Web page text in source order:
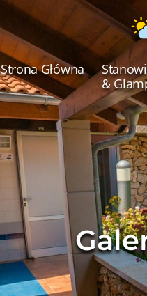
Strona Główna
&